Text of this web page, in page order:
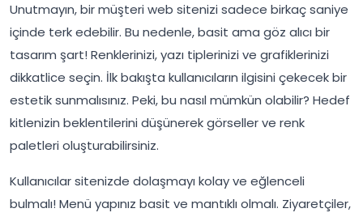
Unutmayın, bir müşteri web sitenizi sadece birkaç saniye
içinde terk edebilir. Bu nedenle, basit ama göz alıcı bir
tasarım şart! Renklerinizi, yazı tiplerinizi ve grafiklerinizi
dikkatlice seçin. İlk bakışta kullanıcıların ilgisini çekecek bir
estetik sunmalısınız. Peki, bu nasıl mümkün olabilir? Hedef
kitlenizin beklentilerini düşünerek görseller ve renk
paletleri oluşturabilirsiniz.
Kullanıcılar sitenizde dolaşmayı kolay ve eğlenceli
bulmalı! Menü yapınız basit ve mantıklı olmalı. Ziyaretçiler,